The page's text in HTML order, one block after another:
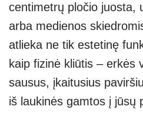
centimetrų pločio juosta,
arba medienos
atlieka ne tik estetinę
kaip fizinė kliūtis – erkės
sausus, įkaitusius
iš laukinės gamtos į jūsų